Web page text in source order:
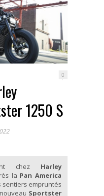
0
1250 S
chez Harley
la Pan America
sentiers empruntés
Sportster